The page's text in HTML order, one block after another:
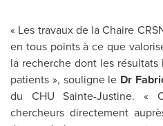
« Les travaux de la Chaire
en tous points à ce que
la recherche dont les
patients », souligne le Dr
du CHU Sainte-Justine. «
chercheurs directement